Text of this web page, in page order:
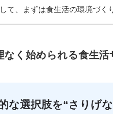
て、まずは食生活の環境づく
なく始められる食生活
な選択肢を“さりげ